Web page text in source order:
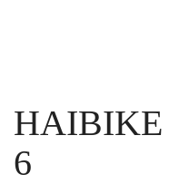
HAIBIKE
6